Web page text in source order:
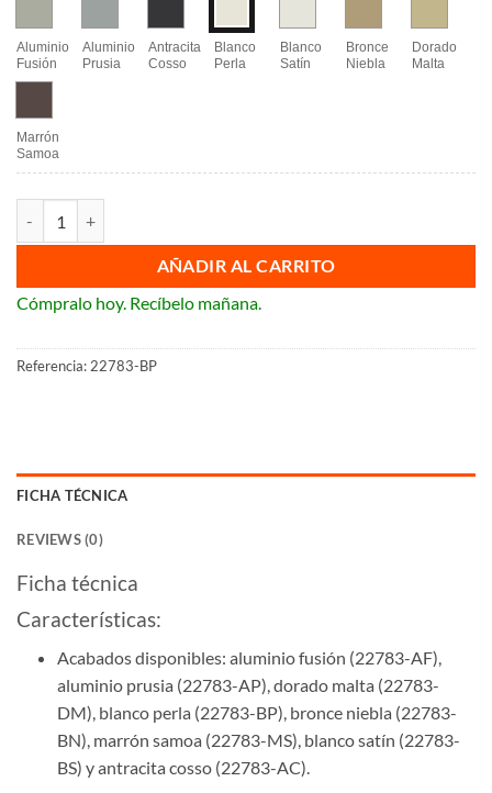
Aluminio
Fusión
Aluminio
Prusia
Antracita
Cosso
Blanco
Perla
Blanco
Satín
Bronce
Niebla
Dorado
Malta
Marrón
Samoa
AÑADIR AL CARRITO
Cómpralo hoy. Recíbelo mañana.
Referencia: 22783-BP
FICHA TÉCNICA
REVIEWS (0)
Ficha técnica
Características:
Acabados disponibles: aluminio fusión (22783-AF),
aluminio prusia (22783-AP), dorado malta (22783-
DM), blanco perla (22783-BP), bronce niebla (22783-
BN), marrón samoa (22783-MS), blanco satín (22783-
BS) y antracita cosso (22783-AC).